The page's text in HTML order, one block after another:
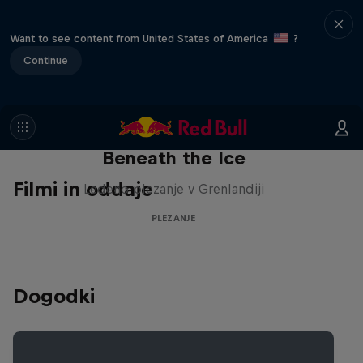
Want to see content from United States of America
?
Continue
Filmi in oddaje
Beneath the Ice
Ledeno plezanje v Grenlandiji
PLEZANJE
Dogodki